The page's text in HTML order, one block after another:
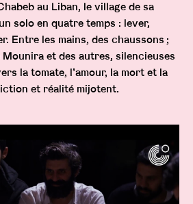
au Liban, le village de sa
solo en quatre temps : lever,
Entre les mains, des chaussons ;
Mounira et des autres, silencieuses
la tomate, l’amour, la mort et la
et réalité mijotent.